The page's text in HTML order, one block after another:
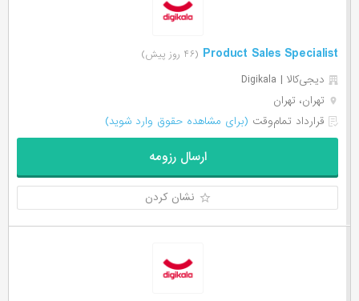
Product Sales Specialist (۴۶ روز پیش)
دیجی‌‌کالا | Digikala
تهران، تهران
قرارداد تمام‌وقت (برای مشاهده حقوق وارد شوید)
ارسال رزومه
نشان کردن